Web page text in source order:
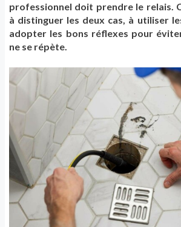
professionnel doit prendre le relais.
à distinguer les deux cas, à utiliser
adopter les bons réflexes pour
ne se répète.